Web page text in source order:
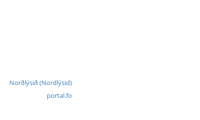
Norðlýsið (Nordlýsid)
portal.fo